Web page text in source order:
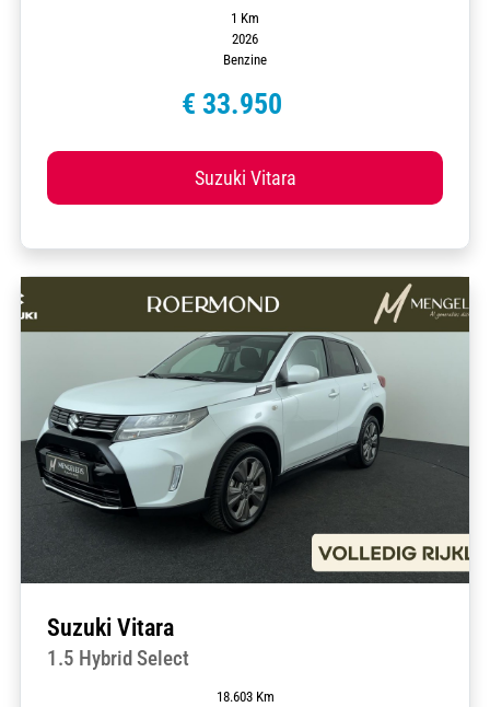
1 Km
2026
Benzine
€ 33.950
Suzuki Vitara
Suzuki Vitara
1.5 Hybrid Select
18.603 Km